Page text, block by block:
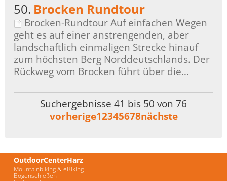
50. Brocken Rundtour
Brocken-Rundtour Auf einfachen Wegen
geht es auf einer anstrengenden, aber
landschaftlich einmaligen Strecke hinauf
zum höchsten Berg Norddeutschlands. Der
Rückweg vom Brocken führt über die…
Suchergebnisse 41 bis 50 von 76
vorherige12345678nächste
OutdoorCenterHarz
Mountainbiking & eBiking
Bogenschießen